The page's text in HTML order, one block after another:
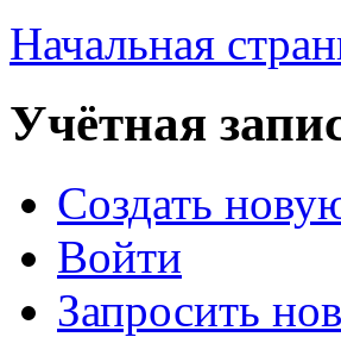
Начальная
Учётная
Создать
Войти
Запросить